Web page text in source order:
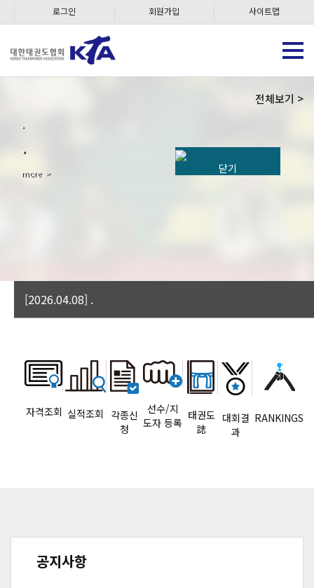
로그인 회원가입 사이트맵
닫기
전체보기 >
.
.
more >
[2026.04.08] .
자격조회 실적조회
각종신
청
선수/지
도자 등록
태권도
誌
대회결
과
RANKINGS
공지사항